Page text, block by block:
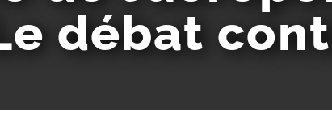
débat